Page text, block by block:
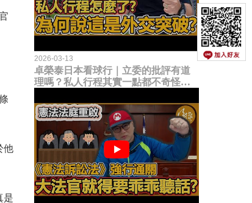
他
是
2026-03-13
卓榮泰日本看球行｜立委的批評有道
理嗎？私人行程其實一點都不奇怪？